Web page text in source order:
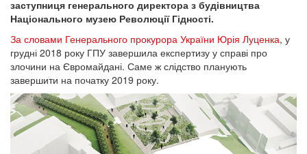
заступниця генерального директора з будівництва
Національного музею Революції Гідності.
За словами Генерального прокурора України Юрія Луценка, у
грудні 2018 року ГПУ завершила експертизу у справі про
злочини на Євромайдані. Саме ж слідство планують
завершити на початку 2019 року.